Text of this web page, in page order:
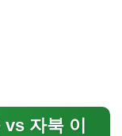
자북 이